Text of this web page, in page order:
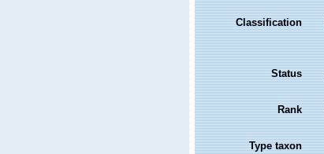
Classification
Status
Rank
Type taxon